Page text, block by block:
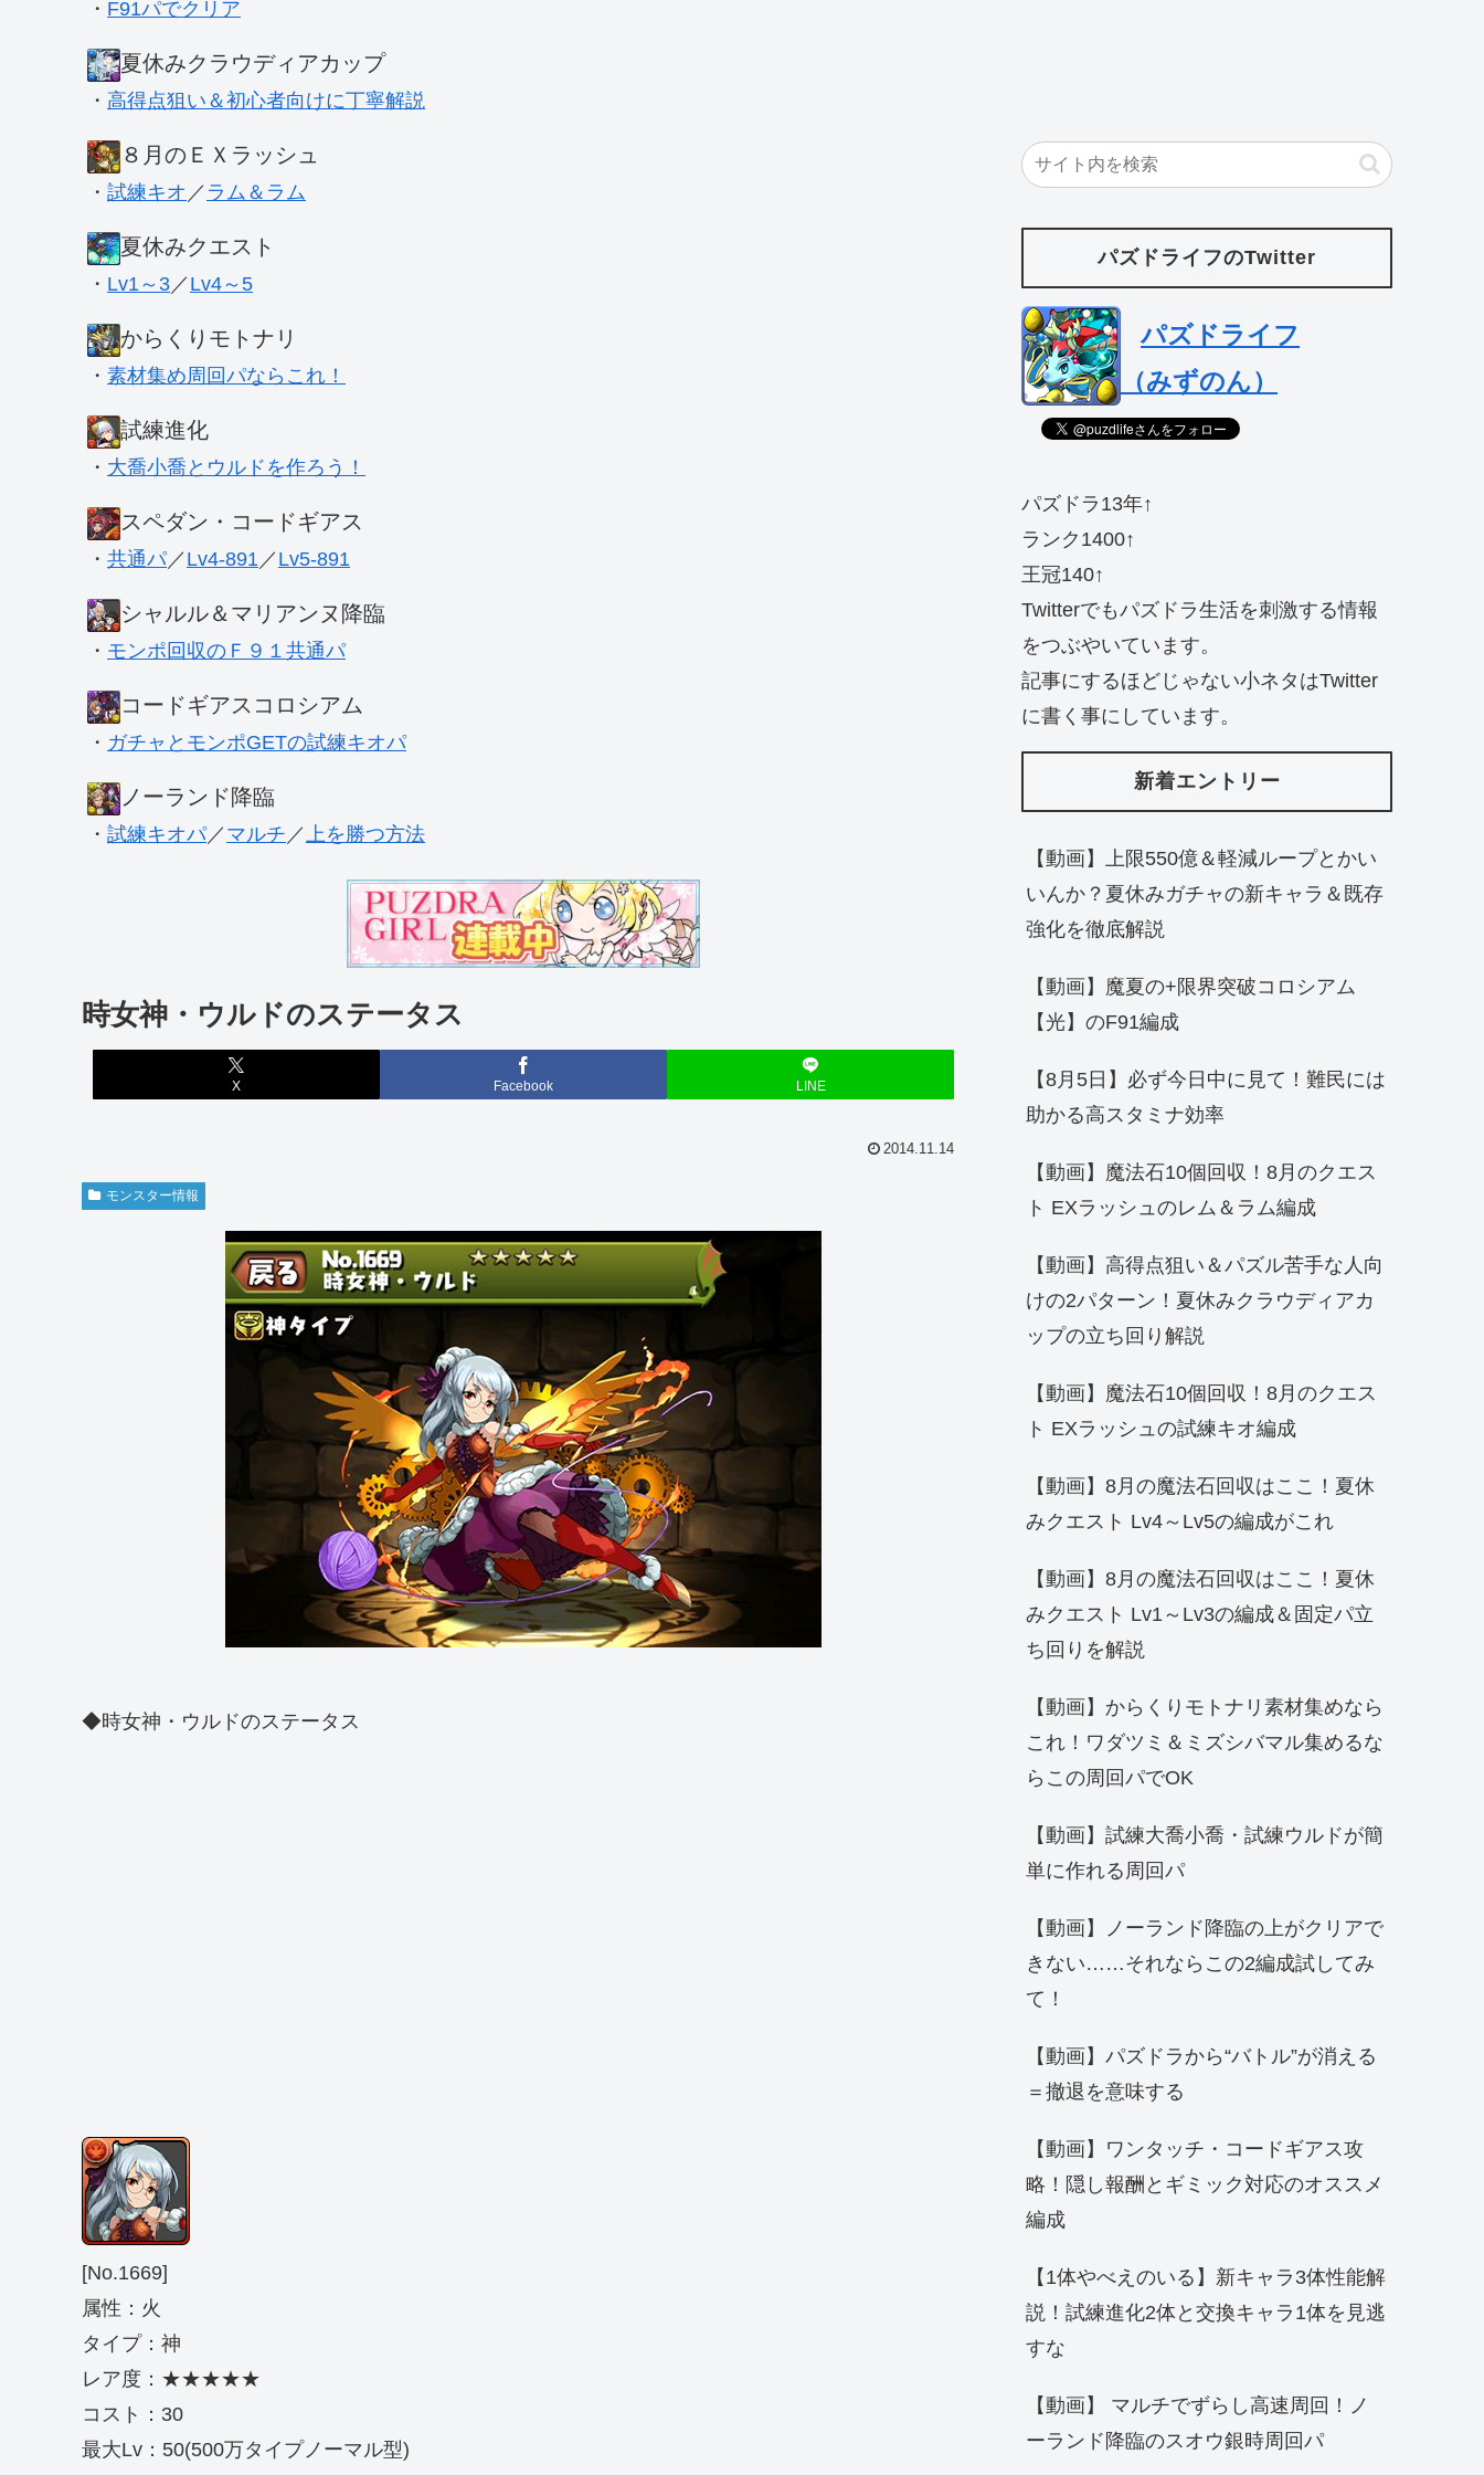
・ F91パでクリア
夏休みクラウディアカップ
・ 高得点狙い＆初心者向けに丁寧解説
８月のＥＸラッシュ
・ 試練キオ ／ ラム＆ラム
夏休みクエスト
・ Lv1～3 ／ Lv4～5
からくりモトナリ
・ 素材集め周回パならこれ！
試練進化
・ 大喬小喬とウルドを作ろう！
スペダン・コードギアス
・ 共通パ／ Lv4-891 ／ Lv5-891
シャルル＆マリアンヌ降臨
・ モンポ回収のＦ９１共通パ
コードギアスコロシアム
・ ガチャとモンポGETの試練キオパ
ノーランド降臨
・ 試練キオパ／ マルチ ／ 上を勝つ方法
時女神・ウルドのステータス
X Facebook LINE
2014.11.14
モンスター情報
◆時女神・ウルドのステータス
[No.1669]
属性：火
タイプ：神
レア度：★★★★★
コスト：30
最大Lv：50(500万タイプノーマル型)
パズドライフのTwitter
パズドライフ
（みずのん）
パズドラ13年↑
ランク1400↑
王冠140↑
Twitterでもパズドラ生活を刺激する情報
をつぶやいています。
記事にするほどじゃない小ネタはTwitter
に書く事にしています。
新着エントリー
【動画】上限550億＆軽減ループとかい
いんか？夏休みガチャの新キャラ＆既存
強化を徹底解説
【動画】魔夏の+限界突破コロシアム
【光】のF91編成
【8月5日】必ず今日中に見て！難民には
助かる高スタミナ効率
【動画】魔法石10個回収！8月のクエス
ト EXラッシュのレム＆ラム編成
【動画】高得点狙い＆パズル苦手な人向
けの2パターン！夏休みクラウディアカ
ップの立ち回り解説
【動画】魔法石10個回収！8月のクエス
ト EXラッシュの試練キオ編成
【動画】8月の魔法石回収はここ！夏休
みクエスト Lv4～Lv5の編成がこれ
【動画】8月の魔法石回収はここ！夏休
みクエスト Lv1～Lv3の編成＆固定パ立
ち回りを解説
【動画】からくりモトナリ素材集めなら
これ！ワダツミ＆ミズシバマル集めるな
らこの周回パでOK
【動画】試練大喬小喬・試練ウルドが簡
単に作れる周回パ
【動画】ノーランド降臨の上がクリアで
きない……それならこの2編成試してみ
て！
【動画】パズドラから“バトル”が消える
＝撤退を意味する
【動画】ワンタッチ・コードギアス攻
略！隠し報酬とギミック対応のオススメ
編成
【1体やべえのいる】新キャラ3体性能解
説！試練進化2体と交換キャラ1体を見逃
すな
【動画】 マルチでずらし高速周回！ノ
ーランド降臨のスオウ銀時周回パ